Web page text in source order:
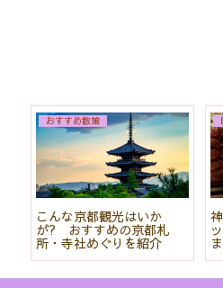
おすすめ散策
こんな京都観光はいか
が? おすすめの京都札
所・寺社めぐりを紹介